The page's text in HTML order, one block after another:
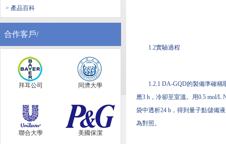
> 產品百科
合作客戶/
拜耳公司 同濟大學
聯合大學 美國保潔
1.2實驗過程
1.2.1 DA-GQD的製備準確稱
應3 h，冷卻至室溫。用0.5 mol/L
袋中透析24 h，得到量子點儲備
為對照。